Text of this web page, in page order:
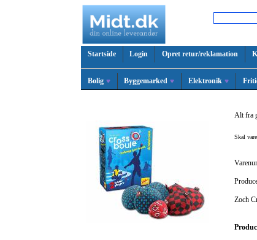
Startside Login Opret retur/reklamation
Bolig Byggemarked Elektronik
Alt fra
Skal
Zoch